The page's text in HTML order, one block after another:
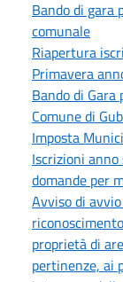
Bando di
comunale
Riapertura
Primavera
Bando di
Comune di
Imposta
Iscrizioni
domande per
Avviso di
proprietà di
pertinenze, ai